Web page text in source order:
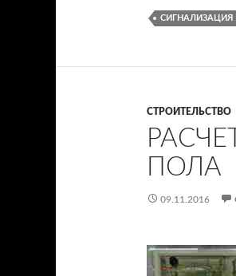
СИГНАЛИЗАЦИЯ
СТРОИТЕЛЬСТВО
ПОЛА
09.11.2016